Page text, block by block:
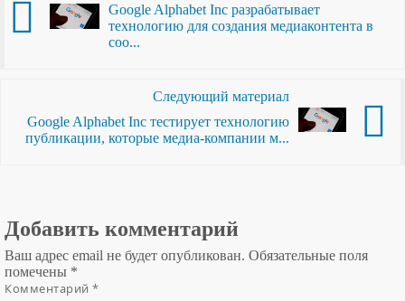
Google Alphabet Inc разрабатывает
технологию для создания медиаконтента в
соо...
Следующий материал
Google Alphabet Inc тестирует технологию
публикации, которые медиа-компании м...
Добавить комментарий
Ваш адрес email не будет опубликован. Обязательные поля
помечены *
Комментарий*